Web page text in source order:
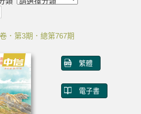
．第3期．總第767期
繁體
電子書